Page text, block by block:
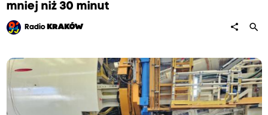
mniej niż 30 minut
Radio KRAKÓW share search